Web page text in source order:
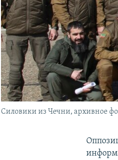
Силовики из Чечни, архивное